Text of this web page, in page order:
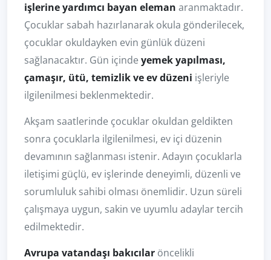
işlerine yardımcı bayan eleman aranmaktadır.
Çocuklar sabah hazırlanarak okula gönderilecek,
çocuklar okuldayken evin günlük düzeni
sağlanacaktır. Gün içinde yemek yapılması,
çamaşır, ütü, temizlik ve ev düzeni işleriyle
ilgilenilmesi beklenmektedir.
Akşam saatlerinde çocuklar okuldan geldikten
sonra çocuklarla ilgilenilmesi, ev içi düzenin
devamının sağlanması istenir. Adayın çocuklarla
iletişimi güçlü, ev işlerinde deneyimli, düzenli ve
sorumluluk sahibi olması önemlidir. Uzun süreli
çalışmaya uygun, sakin ve uyumlu adaylar tercih
edilmektedir.
Avrupa vatandaşı bakıcılar öncelikli